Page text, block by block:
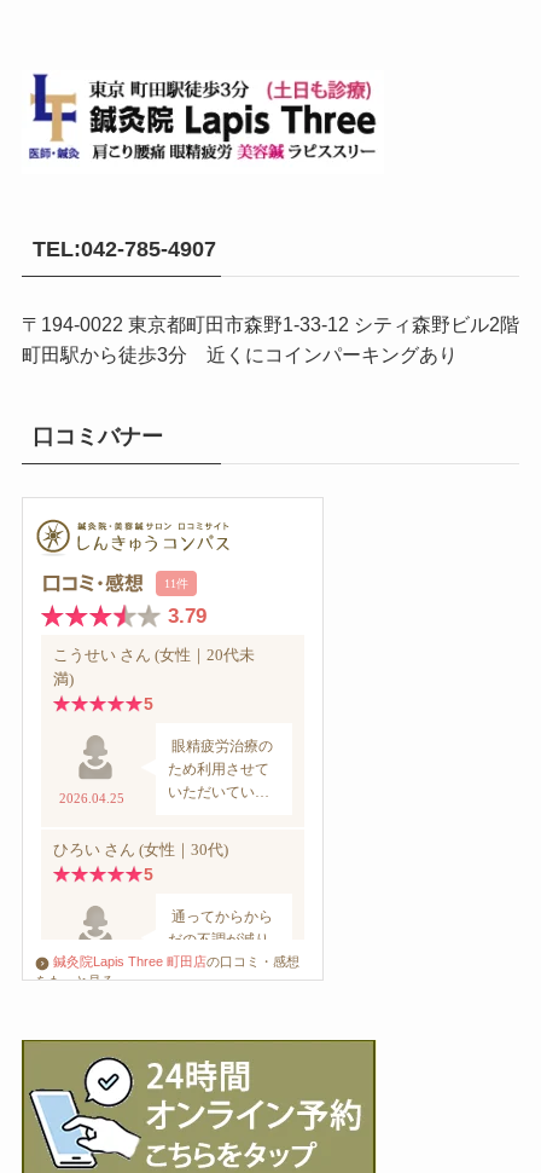
TEL:042-785-4907
〒194-0022 東京都町田市森野1-33-12 シティ森野ビル2階
町田駅から徒歩3分 近くにコインパーキングあり
口コミバナー
鍼灸院Lapis Three 町田店の口コミ・感想
をもっと見る